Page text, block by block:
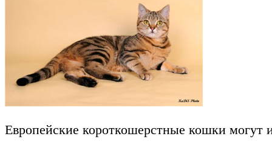
Европейские короткошерстные кошки могут